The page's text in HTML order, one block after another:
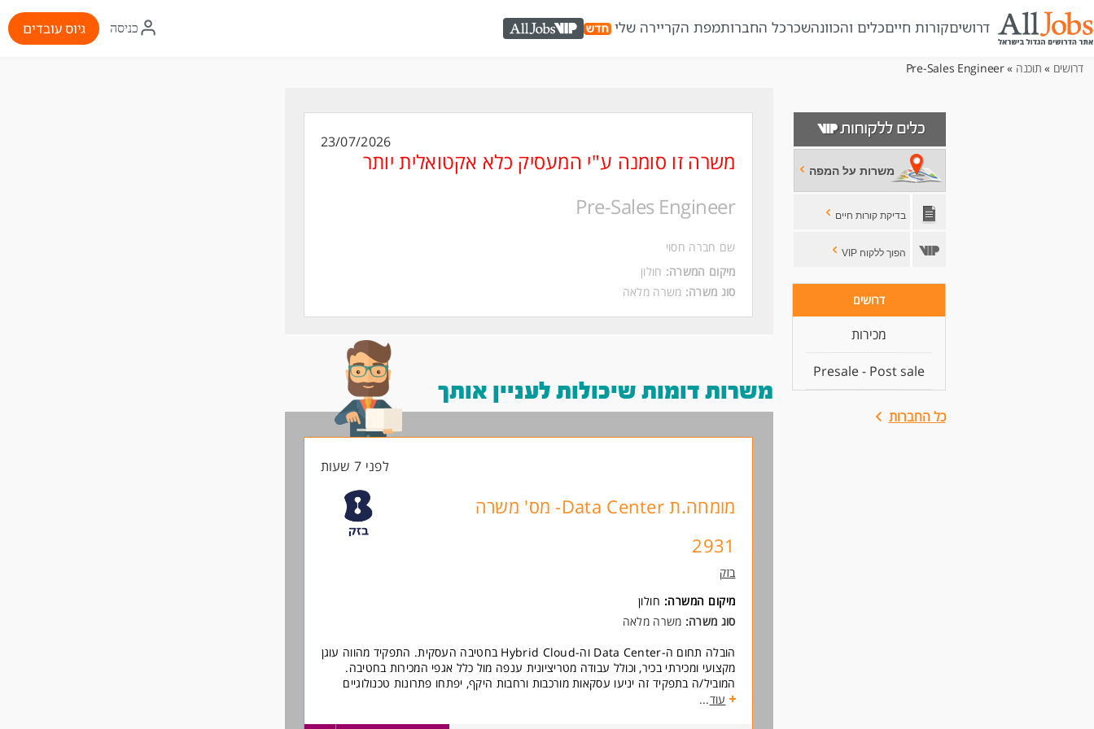
דרושיםקורות חייםכלים והכוונהשכרכל החברותמפת הקריירה שלי AllJobs VIP
איקון
התחברות
כניסה גיוס עובדים
דרושים » תוכנה » Pre-Sales Engineer
משרות על המפה
בדיקת קורות חיים
הפוך ללקוח VIP
דרושים
מכירות
Presale - Post sale
כל החברות
23/07/2026
משרה זו סומנה ע"י המעסיק כלא אקטואלית יותר
Pre-Sales Engineer
שם חברה חסוי
מיקום המשרה: חולון
סוג משרה: משרה מלאה
משרות דומות שיכולות לעניין אותך
לפני 7 שעות
מומחה.ת Data Center- מס' משרה
2931
בזק
מיקום המשרה: חולון
סוג משרה: משרה מלאה
הובלה תחום ה-Data Center וה-Hybrid Cloud בחטיבה העסקית. התפקיד מהווה עוגן
מקצועי ומכירתי בכיר, וכולל עבודה מטריציונית ענפה מול כלל אגפי המכירות בחטיבה.
המוביל/ה בתפקיד זה יניעו עסקאות מורכבות ורחבות היקף, יפתחו פתרונות טכנולוגיים
מתקדמים המותאמים לצורכי הלקוחות, וייצרו מנועי צמיחה עסקיים עבור צוותי המכירות
עוד...